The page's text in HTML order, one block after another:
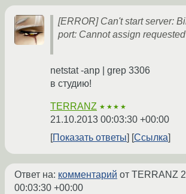
[ERROR] Can't start server:
port: Cannot assign
netstat -anp | grep 3306
в студию!
TERRANZ ★★★★
21.10.2013 00:03:30 +00:00
Показать ответы
Ссылка
Ответ на: комментарий от TERRANZ
00:03:30 +00:00